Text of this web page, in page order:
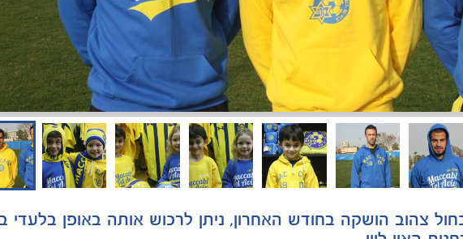
צהוב הושקה בחודש האחרון, ניתן לרכוש אותה באופן בלעדי